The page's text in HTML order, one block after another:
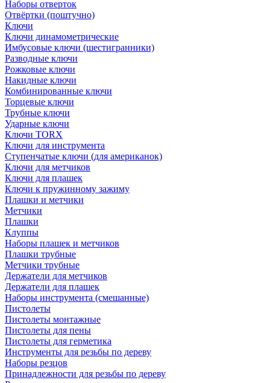
Наборы отверток
Отвёртки (поштучно)
Ключи
Ключи динамометрические
Имбусовые ключи (шестигранники)
Разводные ключи
Рожковые ключи
Накидные ключи
Комбинированные ключи
Торцевые ключи
Трубные ключи
Ударные ключи
Ключи TORX
Ключи для инструмента
Ступенчатые ключи (для американок)
Ключи для метчиков
Ключи для плашек
Ключи к пружинному зажиму
Плашки и метчики
Метчики
Плашки
Клуппы
Наборы плашек и метчиков
Плашки трубные
Метчики трубные
Держатели для метчиков
Держатели для плашек
Наборы инструмента (смешанные)
Пистолеты
Пистолеты монтажные
Пистолеты для пены
Пистолеты для герметика
Инструменты для резьбы по дереву
Наборы резцов
Принадлежности для резьбы по дереву